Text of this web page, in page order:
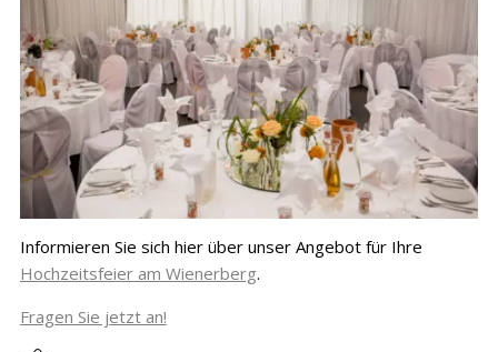
Informieren Sie sich hier über unser Angebot für Ihre
Hochzeitsfeier am Wienerberg.
Fragen Sie jetzt an!